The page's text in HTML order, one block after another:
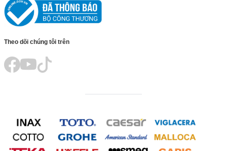
Theo dõi chúng tôi trên